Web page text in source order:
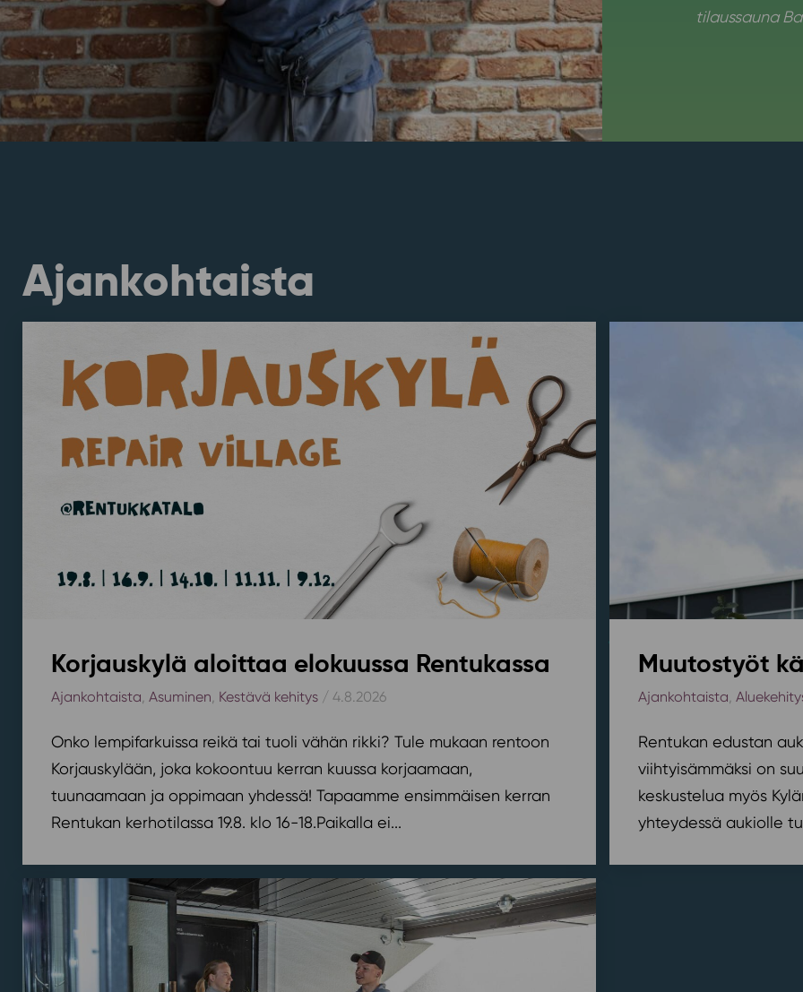
tilaussauna
Ajankohtaista
Korjauskylä aloittaa elokuussa Rentukassa
Ajankohtaista, Asuminen, Kestävä kehitys/ 4.8.2026
Onko lempifarkuissa reikä tai tuoli vähän rikki? Tule mukaan rentoon
Korjauskylään, joka kokoontuu kerran kuussa korjaamaan,
tuunaamaan ja oppimaan yhdessä! Tapaamme ensimmäisen kerran
Rentukan kerhotilassa 19.8. klo 16-18.⁠⁠Paikalla ei...
Muutostyöt
Ajankohtaista,
Rentukan edustan
viihtyisämmäksi on
keskustelua myös
yhteydessä aukiolle